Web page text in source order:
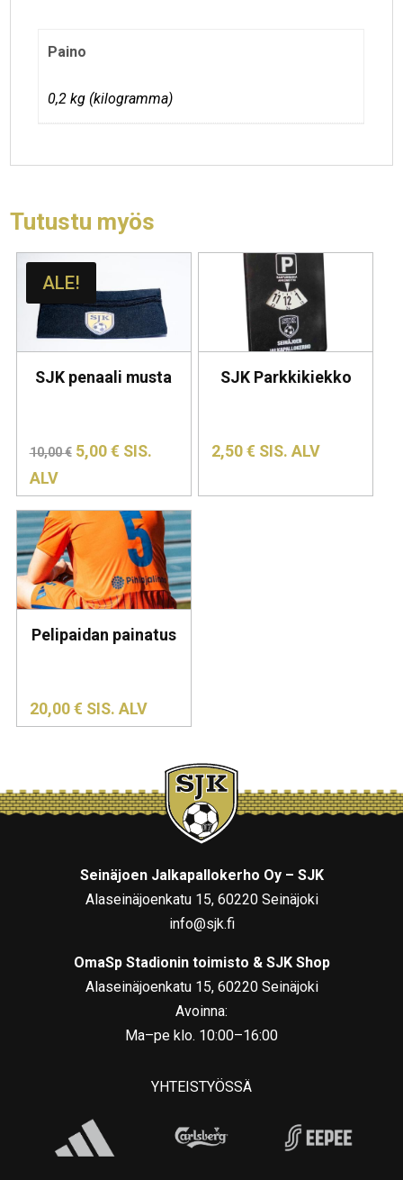
Paino
0,2 kg (kilogramma)
Tutustu myös
ALE!
SJK penaali musta
10,00€ ALKUPERÄINEN
10,00 €.
5,00€NYKYINEN
5,00 €.
SIS.
ALV
SJK Parkkikiekko
2,50€ SIS. ALV
Pelipaidan painatus
20,00€ SIS. ALV
Seinäjoen Jalkapallokerho Oy – SJK
Alaseinäjoenkatu 15, 60220 Seinäjoki
info@sjk.fi
OmaSp Stadionin toimisto & SJK Shop
Alaseinäjoenkatu 15, 60220 Seinäjoki
Avoinna:
Ma–pe klo. 10:00–16:00
YHTEISTYÖSSÄ